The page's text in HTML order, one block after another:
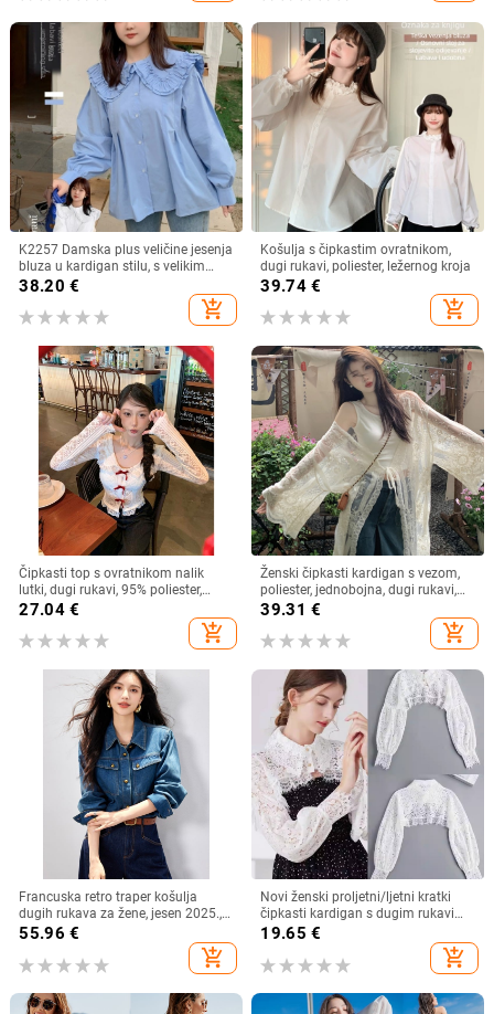
K2257 Damska plus veličine jesenja
bluza u kardigan stilu, s velikim
ovratnikom, dvostrukim slojem i
čipkastim rubom, sladak izgled
38.20 €
add_shopping_cart
Košulja s čipkastim ovratnikom,
dugi rukavi, poliester, ležernog kroja
39.74€
add_shopping_cart
Čipkasti top s ovratnikom nalik
lutki, dugi rukavi, 95% poliester,
kardigan stil, gradski stil
27.04€
add_shopping_cart
Ženski čipkasti kardigan s vezom,
poliester, jednobojna, dugi rukavi,
dugi kroj
39.31 €
add_shopping_cart
Francuska retro traper košulja
dugih rukava za žene, jesen 2025.,
nova ležerna, elegantna, svestrana,
55.96 €
add_shopping_cart
Novi ženski proljetni/ljetni kratki
čipkasti kardigan s dugim rukavima
i lažnim ovratnikom, otporan na
19.65 €
add_shopping_cart